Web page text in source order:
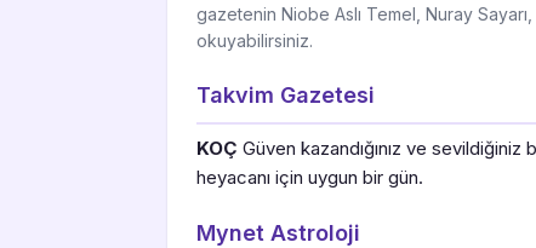
gazetenin Niobe Aslı Temel, Nuray
okuyabilirsiniz.
Takvim Gazetesi
KOÇ Güven kazandığınız ve
heyacanı için uygun bir gün.
Mynet Astroloji